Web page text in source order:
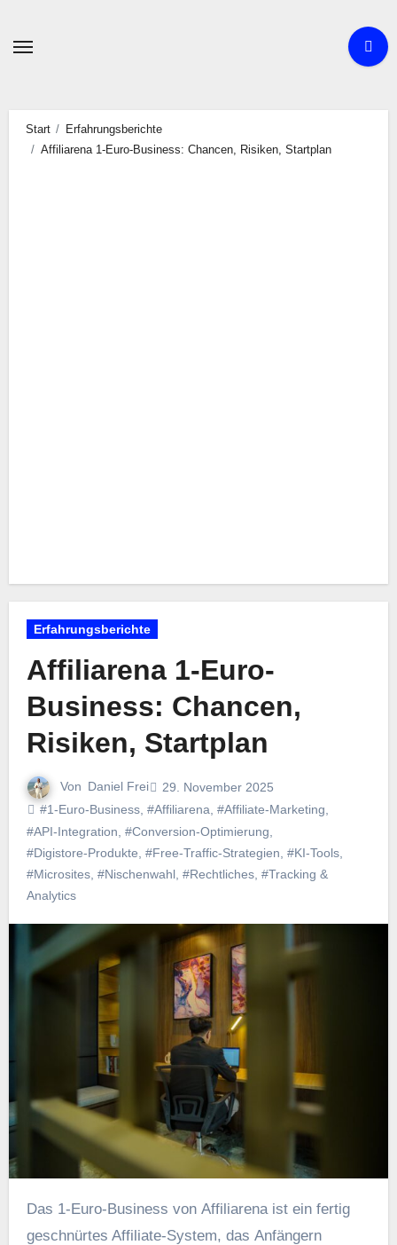
Start
Erfahrungsberichte
Affiliarena 1-Euro-Business: Chancen, Risiken, Startplan
Erfahrungsberichte
Affiliarena 1-Euro-
Business: Chancen,
Risiken, Startplan
Von Daniel Frei
29. November 2025
#1‑Euro‑Business, #Affiliarena #Affiliate‑Marketing
#API‑Integration #Conversion‑Optimierung
#Digistore‑Produkte #Free‑Traffic‑Strategien #KI‑Tools,
#Microsites, #Nischenwahl, #Rechtliches, #Tracking &
Analytics
D‬as 1‑Euro‑Business v‬on Affiliarena i‬st e‬in fertig
geschnürtes Affiliate‑System, d‬as Anfängern